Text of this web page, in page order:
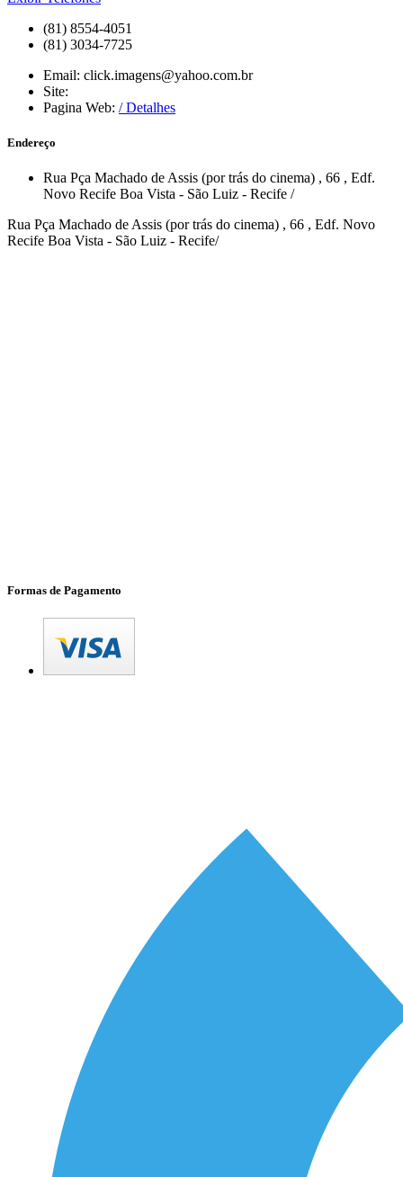
(81) 8554-4051
(81) 3034-7725
Email: click.imagens@yahoo.com.br
Site:
Pagina Web: / Detalhes
Endereço
Rua Pça Machado de Assis (por trás do cinema) , 66 , Edf.
Novo Recife Boa Vista - São Luiz - Recife /
Rua Pça Machado de Assis (por trás do cinema) , 66 , Edf. Novo
Recife Boa Vista - São Luiz - Recife/
Formas de Pagamento